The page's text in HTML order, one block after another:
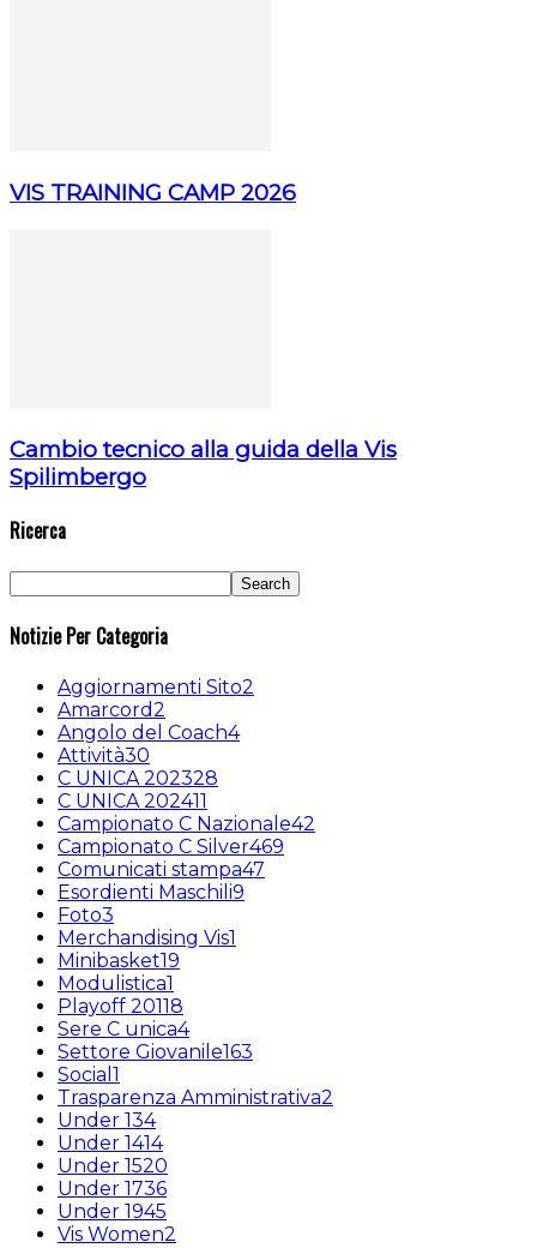
VIS TRAINING CAMP 2026
Cambio tecnico alla guida della Vis
Spilimbergo
Ricerca
Notizie Per Categoria
Aggiornamenti Sito2
Amarcord2
Angolo del Coach4
Attività30
C UNICA 202328
C UNICA 202411
Campionato C Nazionale42
Campionato C Silver469
Comunicati stampa47
Esordienti Maschili9
Foto3
Merchandising Vis1
Minibasket19
Modulistica1
Playoff 20118
Sere C unica4
Settore Giovanile163
Social 1
Trasparenza Amministrativa2
Under 134
Under 1414
Under 1520
Under 1736
Under 1945
Vis Women2